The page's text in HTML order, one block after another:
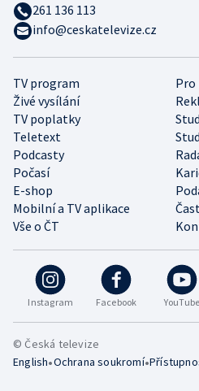
Instagram Facebook YouTube
TV program
Pro
Živé vysílání
TV poplatky
Teletext
Podcasty
Počasí
E-shop
Mobilní a TV aplikace
Vše o ČT
261 136 113
info@ceskatelevize.cz
© Česká televize
English•Ochrana soukromí•